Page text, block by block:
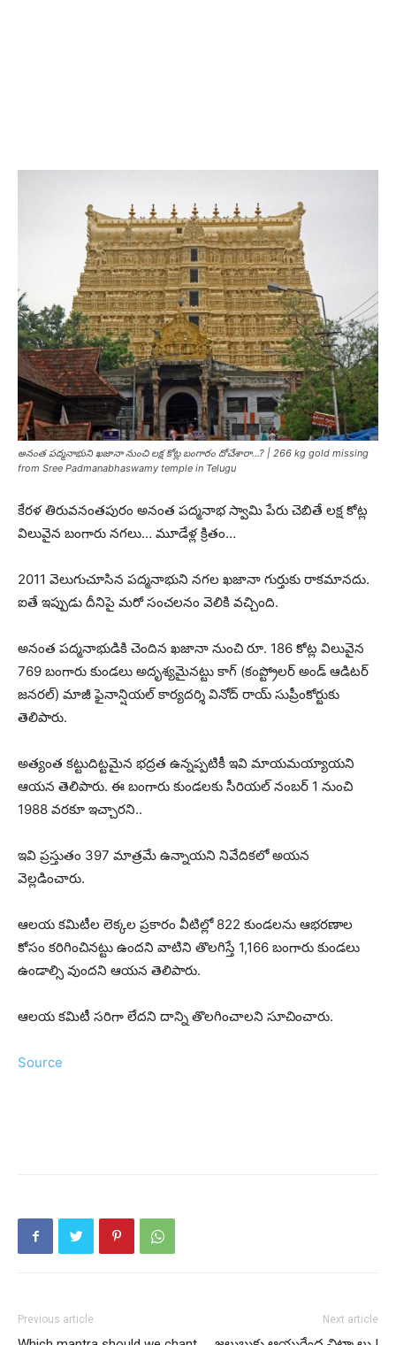
అనంత పద్మనాభుని ఖజానా నుంచి లక్ష కోట్ల బంగారం దోచేశారా…? | 266 kg gold missing
from Sree Padmanabhaswamy temple in Telugu
కేరళ తిరువనంతపురం అనంత పద్మనాభ స్వామి పేరు చెబితే లక్ష కోట్ల
విలువైన బంగారు నగలు… మూడేళ్ల క్రితం…
2011 వెలుగుచూసిన పద్మనాభుని నగల ఖజానా గుర్తుకు రాకమానదు.
ఐతే ఇప్పుడు దీనిపై మరో సంచలనం వెలికి వచ్చింది.
అనంత పద్మనాభుడికి చెందిన ఖజానా నుంచి రూ. 186 కోట్ల విలువైన
769 బంగారు కుండలు అదృశ్యమైనట్టు కాగ్ (కంప్ట్రోలర్ అండ్ ఆడిటర్
జనరల్) మాజీ ఫైనాన్షియల్ కార్యదర్శి వినోద్ రాయ్ సుప్రీంకోర్టుకు
తెలిపారు.
అత్యంత కట్టుదిట్టమైన భద్రత ఉన్నప్పటికీ ఇవి మాయమయ్యాయని
ఆయన తెలిపారు. ఈ బంగారు కుండలకు సీరియల్ నంబర్ 1 నుంచి
1988 వరకూ ఇచ్చారని..
ఇవి ప్రస్తుతం 397 మాత్రమే ఉన్నాయని నివేదికలో అయన
వెల్లడించారు.
ఆలయ కమిటీల లెక్కల ప్రకారం వీటిల్లో 822 కుండలను ఆభరణాల
కోసం కరిగించినట్టు ఉందని వాటిని తొలగిస్తే 1,166 బంగారు కుండలు
ఉండాల్సి వుందని ఆయన తెలిపారు.
ఆలయ కమిటీ సరిగా లేదని దాన్ని తొలగించాలని సూచించారు.
Source
Previous article Next article